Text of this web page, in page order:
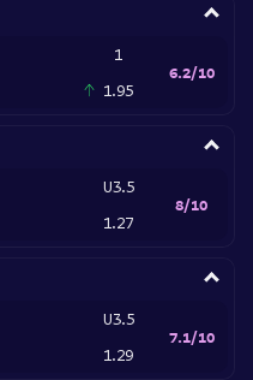
1
1.95
6.2/10
U3.5
1.27
8/10
U3.5
1.29
7.1/10